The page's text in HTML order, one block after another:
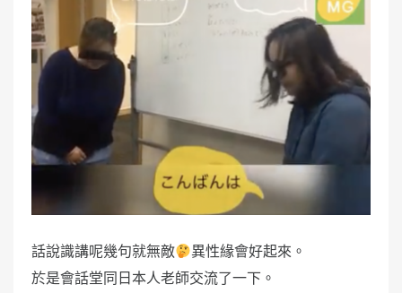
d
o
話說識講呢幾句就無敵
異性緣會好起來。
於是會話堂同日本人老師交流了一下。